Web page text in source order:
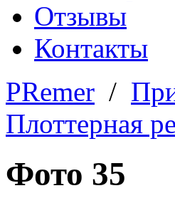
Отзывы
Контакты
PRemer /
Плоттерная
Фото 35